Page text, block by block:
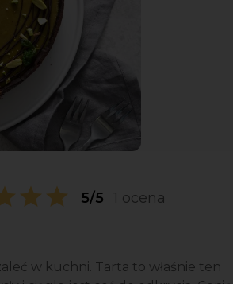
5/5 1 ocena
w kuchni. Tarta to właśnie ten